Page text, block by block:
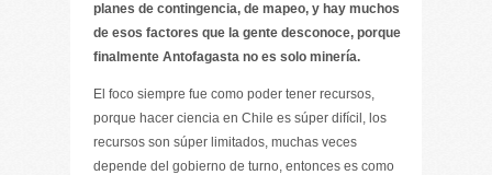
planes de contingencia, de mapeo, y hay muchos
de esos factores que la gente desconoce, porque
finalmente Antofagasta no es solo minería.
El foco siempre fue como poder tener recursos,
porque hacer ciencia en Chile es súper difícil, los
recursos son súper limitados, muchas veces
depende del gobierno de turno, entonces es como